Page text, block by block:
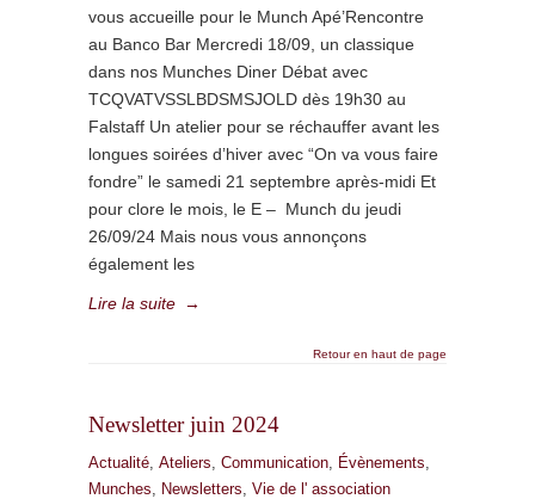
vous accueille pour le Munch Apé’Rencontre
au Banco Bar Mercredi 18/09, un classique
dans nos Munches Diner Débat avec
TCQVATVSSLBDSMSJOLD dès 19h30 au
Falstaff Un atelier pour se réchauffer avant les
longues soirées d’hiver avec “On va vous faire
fondre” le samedi 21 septembre après-midi Et
pour clore le mois, le E – Munch du jeudi
26/09/24 Mais nous vous annonçons
également les
Lire la suite →
Retour en haut de page
Newsletter juin 2024
Actualité, Ateliers, Communication, Évènements,
Munches, Newsletters, Vie de l' association